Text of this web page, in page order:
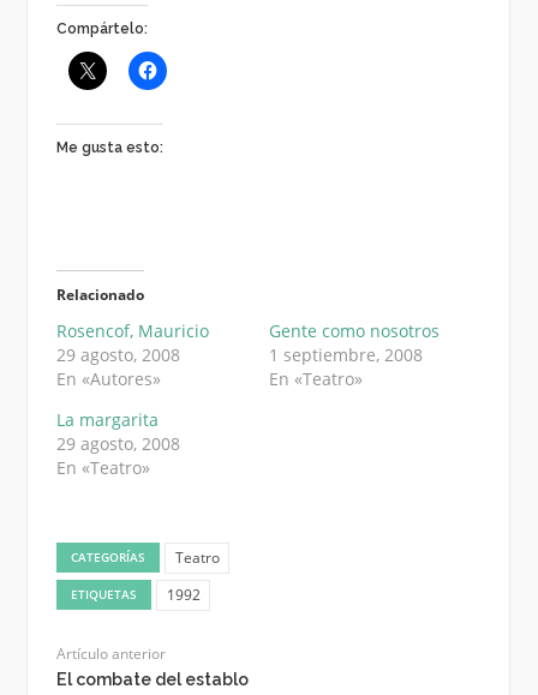
Compártelo:
Me gusta esto:
Relacionado
Rosencof, Mauricio
29 agosto, 2008
En «Autores»
Gente como nosotros
1 septiembre, 2008
En «Teatro»
La margarita
29 agosto, 2008
En «Teatro»
CATEGORÍAS Teatro
ETIQUETAS 1992
Artículo anterior
El combate del establo